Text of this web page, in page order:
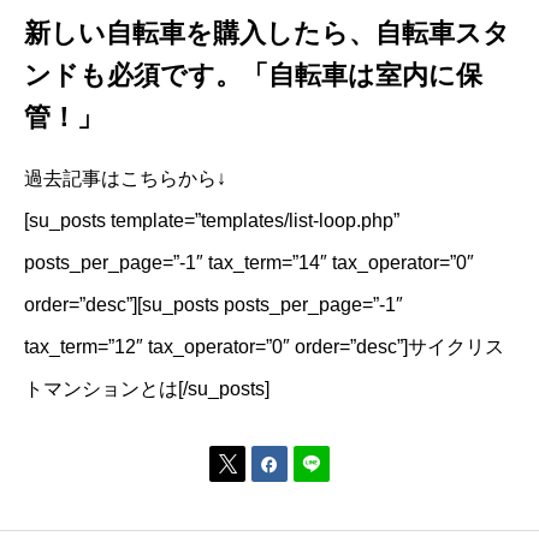
新しい自転車を購入したら、自転車スタ
ンドも必須です。「自転車は室内に保
管！」
過去記事はこちらから↓
[su_posts template=”templates/list-loop.php”
posts_per_page=”-1″ tax_term=”14″ tax_operator=”0″
order=”desc”][su_posts posts_per_page=”-1″
tax_term=”12″ tax_operator=”0″ order=”desc”]サイクリス
トマンションとは[/su_posts]
 